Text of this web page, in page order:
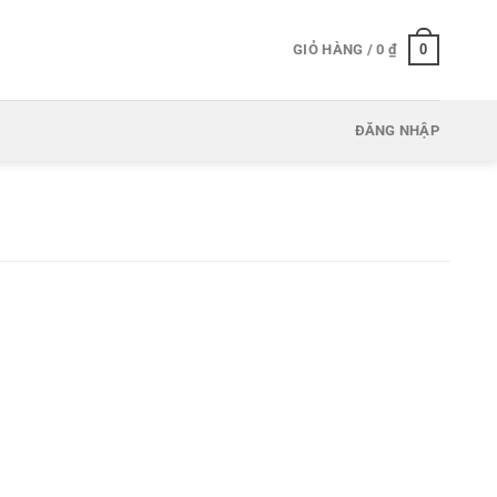
GIỎ HÀNG /0 ₫ 0
ĐĂNG NHẬP